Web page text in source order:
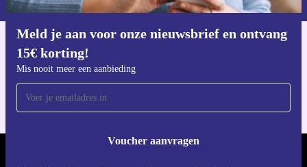
Meld je aan voor onze nieuwsbrief en ontvang
15€ korting!
Mis nooit meer een aanbieding
Voucher aanvragen
Voor iOS en Android